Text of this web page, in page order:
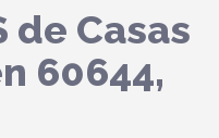
de Casas
60644,